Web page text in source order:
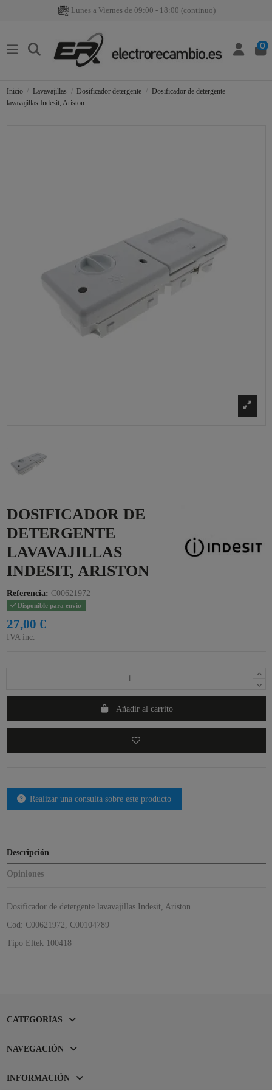
Lunes a Viernes de 09:00 - 18:00 (continuo)
0
Inicio Lavavajillas Dosificador detergente
Dosificador de detergente
lavavajillas Indesit, Ariston
DOSIFICADOR DE
DETERGENTE
LAVAVAJILLAS
INDESIT, ARISTON
Referencia: C00621972
Disponible para envío
27,00 €
IVA inc.
Añadir al carrito
Realizar una consulta sobre este producto
Descripción
Opiniones
Dosificador de detergente lavavajillas Indesit, Ariston
Cod: C00621972, C00104789
Tipo Eltek 100418
CATEGORÍAS
NAVEGACIÓN
INFORMACIÓN